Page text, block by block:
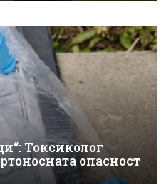
Токсиколог
опасност